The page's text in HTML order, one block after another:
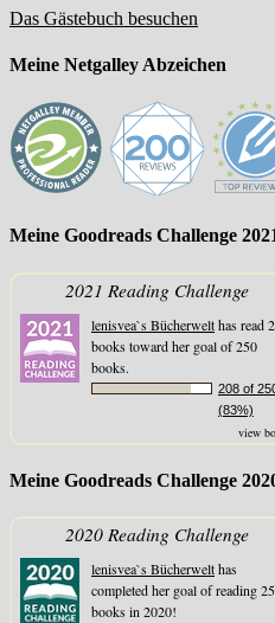
Das Gästebuch besuchen
Meine Netgalley Abzeichen
Meine Goodreads Challenge
2021 Reading Challenge
lenisvea`s Bücherwelthas read
books toward her goal of 250
books.
208 of
(83%)
view
Meine Goodreads Challenge
2020 Reading Challenge
lenisvea`s Bücherwelthas
completed her goal of reading
books in 2020!